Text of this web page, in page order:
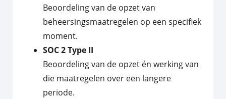
Beoordeling van de opzet van
beheersingsmaatregelen op een specifiek
moment.
SOC 2 Type II
Beoordeling van de opzet én werking van
die maatregelen over een langere
periode.